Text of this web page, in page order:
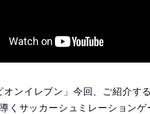
オンイレブン」今回、ご紹介す
くサッカーシュミレーションゲ